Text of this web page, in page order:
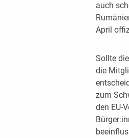
auch
April
Sollte
die
zum
den EU-